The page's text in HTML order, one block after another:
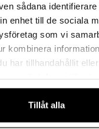
sådana
enhet till de sociala
som vi
kombinera
har tillhandahållit
Tillåt alla
5 arbetsdagar.
i Småland
till
som företag eller
som privatperson